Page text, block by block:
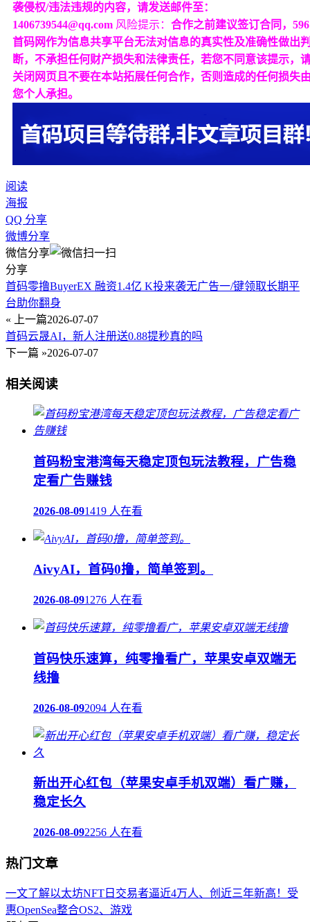
袭侵权/违法违规的内容，请发送邮件至：
1406739544@qq.com 风险提示： 合作之前建议签订合同，596
首码网作为信息共享平台无法对信息的真实性及准确性做出
断，不承担任何财产损失和法律责任，若您不同意该提示，
关闭网页且不要在本站拓展任何合作，否则造成的任何损失
您个人承担。
阅读
海报
QQ 分享
微博分享
微信分享
分享
首码零撸BuyerEX 融资1.4亿 K投来袭无广告一/键领取长期平
台助你翻身
« 上一篇2026-07-07
首码云晟AI，新人注册送0.88提秒真的吗
下一篇 »2026-07-07
相关阅读
首码粉宝港湾每天稳定顶包玩法教程，广告稳
定看广告赚钱
2026-08-091419 人在看
AivyAI，首码0撸，简单签到。
2026-08-091276 人在看
首码快乐速算，纯零撸看广，苹果安卓双端无
线撸
2026-08-092094 人在看
新出开心红包（苹果安卓手机双端）看广赚，
稳定长久
2026-08-092256 人在看
热门文章
一文了解以太坊NFT日交易者逼近4万人、创近三年新高！受
惠OpenSea整合OS2、游戏